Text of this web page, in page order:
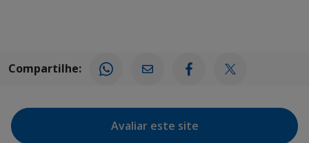
Compartilhe:
Avaliar este site